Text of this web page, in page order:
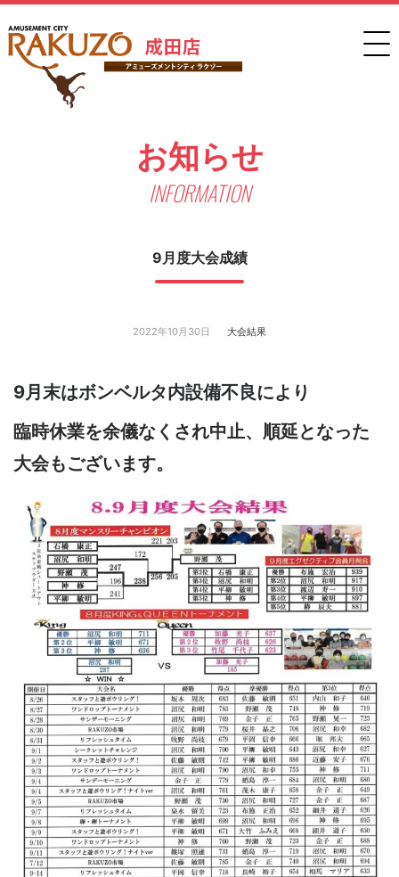
お知らせ
INFORMATION
9月度大会成績
2022年10月30日 大会結果
9月末はボンベルタ内設備不良により
臨時休業を余儀なくされ中止、順延となった
大会もございます。